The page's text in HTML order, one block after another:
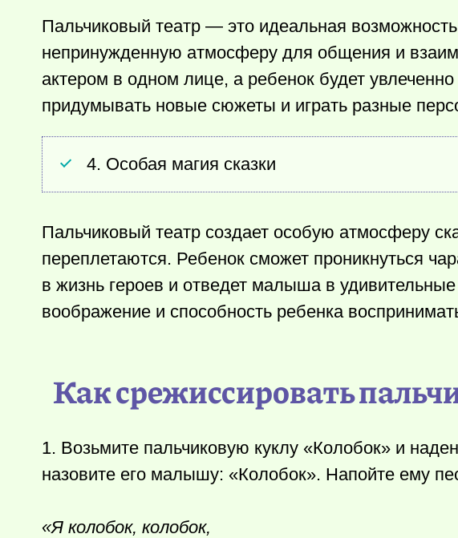
Пальчиковый театр — это идеальная
непринужденную атмосферу для общения и
актером в одном лице, а ребенок будет
придумывать новые сюжеты и играть разные
4. Особая магия сказки
Пальчиковый театр создает особую атмосферу
переплетаются. Ребенок сможет проникнуться
в жизнь героев и отведет малыша в
воображение и способность ребенка
Как срежиссировать
1. Возьмите пальчиковую куклу «Колобок» и
назовите его малышу: «Колобок». Напойте ему
«Я колобок, колобок,